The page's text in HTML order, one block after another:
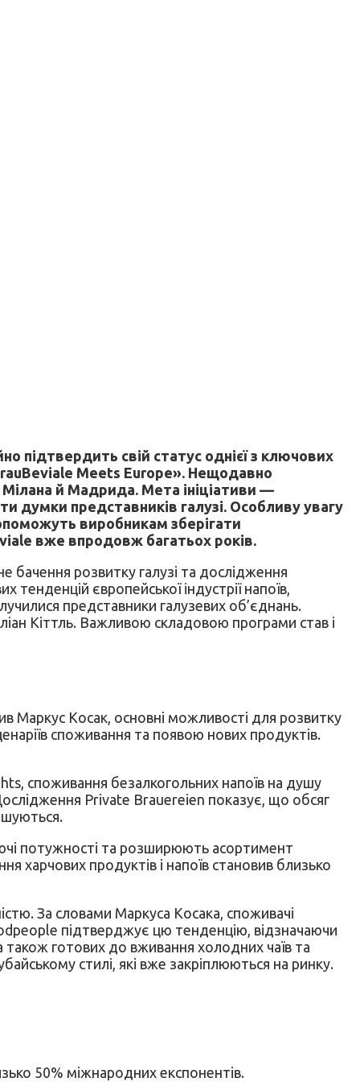
підтвердить свій статус однієї з ключових
Meets Europe». Нещодавно
й Мадрида. Мета ініціативи —
думки представників галузі. Особливу увагу
виробникам зберігати
вже впродовж багатьох років.
бачення розвитку галузі та дослідження
європейської індустрії напоїв,
представники галузевих об’єднань.
Кіттль. Важливою складовою програми став і
Маркус Косак, основні можливості для розвитку
споживання та появою нових продуктів.
споживання безалкогольних напоїв на душу
Private Brauereien показує, що обсяг
потужності та розширюють асортимент
харчових продуктів і напоїв становив близько
За словами Маркуса Косака, споживачі
підтверджує цю тенденцію, відзначаючи
також готових до вживання холодних чаїв та
стилі, які вже закріплюються на ринку.
50% міжнародних експонентів.